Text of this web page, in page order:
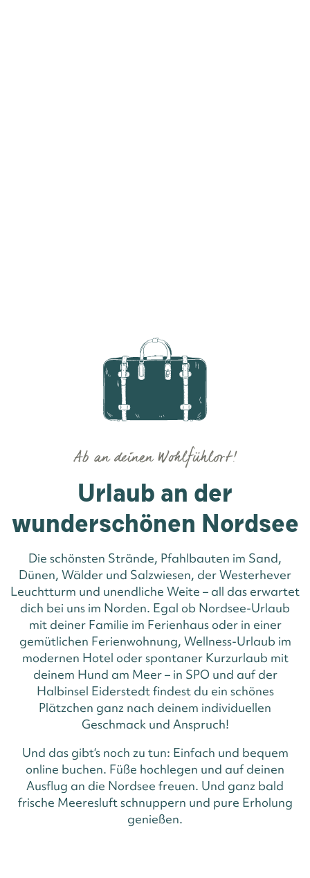
Urlaub an der
wunderschönen Nordsee
Ab an deinen Wohlfühlort!
Die schönsten Strände, Pfahlbauten im Sand,
Dünen, Wälder und Salzwiesen, der Westerhever
Leuchtturm und unendliche Weite – all das erwartet
dich bei uns im Norden. Egal ob Nordsee-Urlaub
mit deiner Familie im Ferienhaus oder in einer
gemütlichen Ferienwohnung, Wellness-Urlaub im
modernen Hotel oder spontaner Kurzurlaub mit
deinem Hund am Meer – in SPO und auf der
Halbinsel Eiderstedt findest du ein schönes
Plätzchen ganz nach deinem individuellen
Geschmack und Anspruch!
Und das gibt‘s noch zu tun: Einfach und bequem
online buchen. Füße hochlegen und auf deinen
Ausflug an die Nordsee freuen. Und ganz bald
frische Meeresluft schnuppern und pure Erholung
genießen.